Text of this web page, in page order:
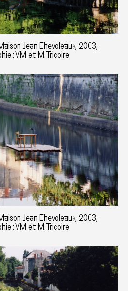
Jean Chevoleau», 2003,
: VM et M.Tricoire
Jean Chevoleau», 2003,
: VM et M.Tricoire